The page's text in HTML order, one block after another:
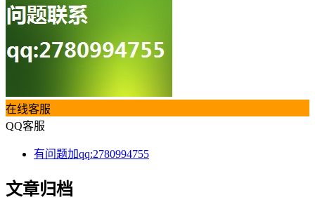
在线客服
QQ客服
有问题加qq:2780994755
文章归档